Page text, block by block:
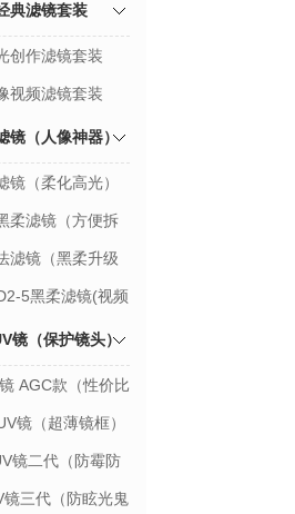
典滤镜套装
创作滤镜套装
视频滤镜套装
镜（人像神器）
镜（柔化高光）
柔滤镜（方便拆
卸）
滤镜（黑柔升级
款）
5黑柔滤镜(视频
镜（保护镜头）
AGC款（性价比
款）
镜（超薄镜框）
镜二代（防霉防
镜三代（防眩光鬼